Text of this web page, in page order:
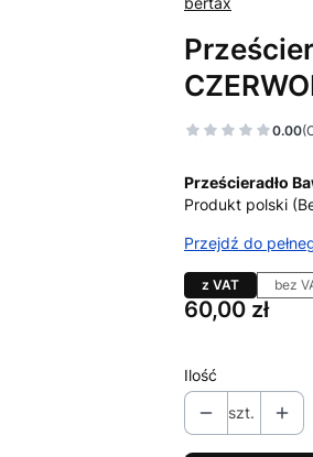
0.00
Prześcieradło
Produkt polski
Przejdź do
z VAT bez
Cena
60,00 zł
Ilość
szt.